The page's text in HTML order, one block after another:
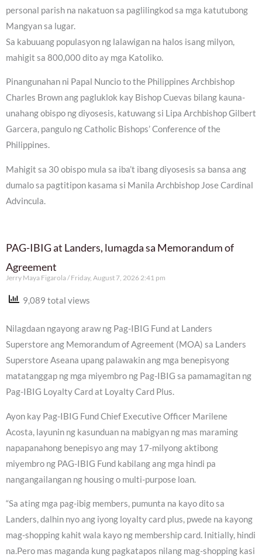
personal parish na nakatuon sa paglilingkod sa mga katutubong
Mangyan sa lugar.
Sa kabuuang populasyon ng lalawigan na halos isang milyon,
mahigit sa 800,000 dito ay mga Katoliko.
Pinangunahan ni Papal Nuncio to the Philippines Archbishop
Charles Brown ang pagluklok kay Bishop Cuevas bilang kauna-
unahang obispo ng diyosesis, katuwang si Lipa Archbishop Gilbert
Garcera, pangulo ng Catholic Bishops’ Conference of the
Philippines.
Mahigit sa 30 obispo mula sa iba’t ibang diyosesis sa bansa ang
dumalo sa pagtitipon kasama si Manila Archbishop Jose Cardinal
Advincula.
PAG-IBIG at Landers, lumagda sa Memorandum of
Agreement
Jerry Maya Figarola Friday, August 7, 2026 2:41 pm
9,089 total views
Nilagdaan ngayong araw ng Pag-IBIG Fund at Landers
Superstore ang Memorandum of Agreement (MOA) sa Landers
Superstore Aseana upang palawakin ang mga benepisyong
matatanggap ng mga miyembro ng Pag-IBIG sa pamamagitan ng
Pag-IBIG Loyalty Card at Loyalty Card Plus.
Ayon kay Pag-IBIG Fund Chief Executive Officer Marilene
Acosta, layunin ng kasunduan na mabigyan ng mas maraming
napapanahong benepisyo ang may 17-milyong aktibong
miyembro ng PAG-IBIG Fund kabilang ang mga hindi pa
nangangailangan ng housing o multi-purpose loan.
“Sa ating mga pag-ibig members, pumunta na kayo dito sa
Landers, dalhin nyo ang iyong loyalty card plus, pwede na kayong
mag-shopping kahit wala kayo ng membership card. Initially, hindi
na.Pero mas maganda kung pagkatapos nilang mag-shopping kasi